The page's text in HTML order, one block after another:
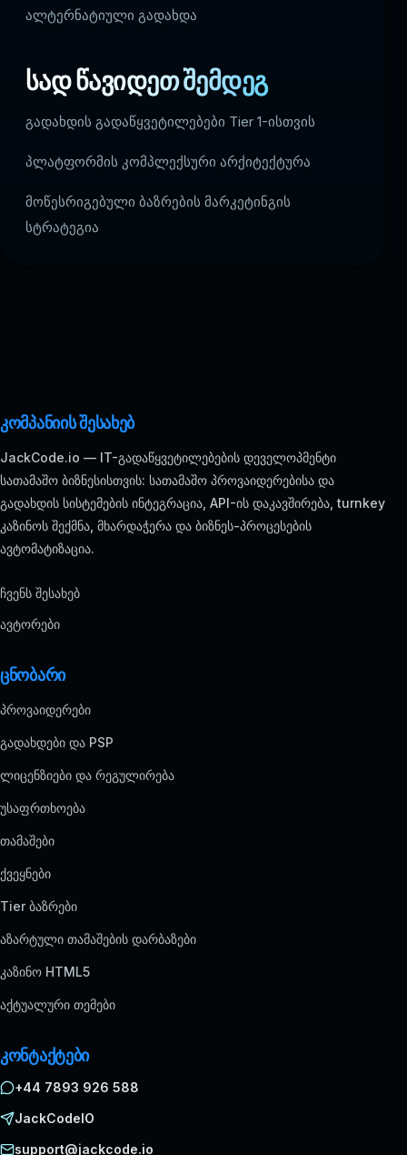
ალტერნატიული გადახდა
სად წავიდეთ შემდეგ
გადახდის გადაწყვეტილებები Tier 1-ისთვის
პლატფორმის კომპლექსური არქიტექტურა
მოწესრიგებული ბაზრების მარკეტინგის
სტრატეგია
კომპანიის შესახებ
JackCode.io — IT-გადაწყვეტილებების დეველოპმენტი
სათამაშო ბიზნესისთვის: სათამაშო პროვაიდერებისა და
გადახდის სისტემების ინტეგრაცია, API-ის დაკავშირება, turnkey
კაზინოს შექმნა, მხარდაჭერა და ბიზნეს-პროცესების
ავტომატიზაცია.
ჩვენს შესახებ
ავტორები
ცნობარი
პროვაიდერები
გადახდები და PSP
ლიცენზიები და რეგულირება
უსაფრთხოება
თამაშები
ქვეყნები
Tier ბაზრები
აზარტული თამაშების დარბაზები
კაზინო HTML5
აქტუალური თემები
კონტაქტები
+44 7893 926 588
JackCodeIO
support@jackcode.io